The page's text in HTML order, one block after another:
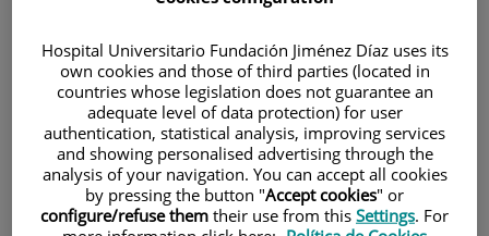
selectorHospital Universitario Fundación Jiménez Díaz uses its
own cookies and those of third parties (located in
countries whose legislation does not guarantee an
adequate level of data protection) for user
authentication, statistical analysis, improving services
and showing personalised advertising through the
analysis of your navigation. You can accept all cookies
by pressing the button "Accept cookies" or
configure/refuse them their use from this Settings. For